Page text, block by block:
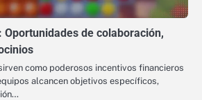
de colaboración,
como poderosos incentivos financieros
alcancen objetivos específicos,